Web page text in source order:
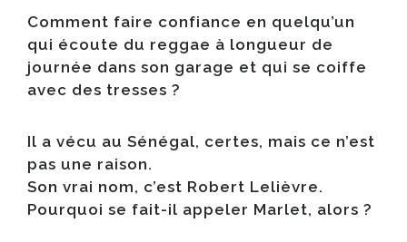
Comment faire confiance en quelqu’un
qui écoute du reggae à longueur de
journée dans son garage et qui se coiffe
avec des tresses ?
Il a vécu au Sénégal, certes, mais ce n’est
pas une raison.
Son vrai nom, c’est Robert Lelièvre.
Pourquoi se fait-il appeler Marlet, alors ?